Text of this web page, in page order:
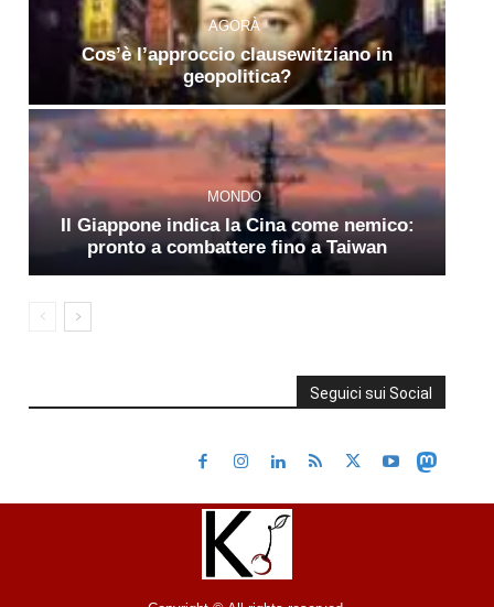
AGORÀ
Cos’è l’approccio clausewitziano in
geopolitica?
MONDO
Il Giappone indica la Cina come nemico:
pronto a combattere fino a Taiwan
Seguici sui Social